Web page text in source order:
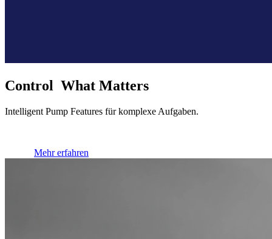
Control What Matters
Intelligent Pump Features für komplexe Aufgaben.
Mehr erfahren